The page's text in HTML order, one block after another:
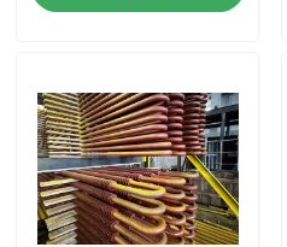
हमारे बारे में
कारखाने का दौरा